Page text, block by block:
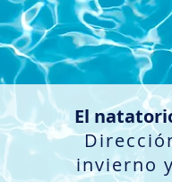
El
invierno